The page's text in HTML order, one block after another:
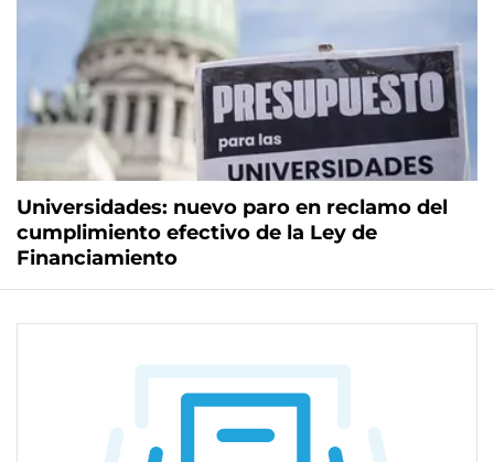
Universidades: nuevo paro en reclamo del
cumplimiento efectivo de la Ley de
Financiamiento